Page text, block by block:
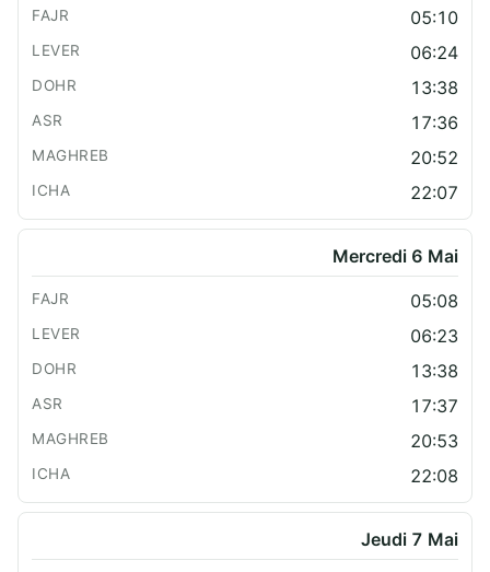
05:10
06:24
13:38
17:36
20:52
22:07
Mercredi 6 Mai
05:08
06:23
13:38
17:37
20:53
22:08
Jeudi 7 Mai